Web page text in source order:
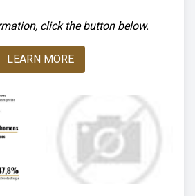
click the button below.
LEARN MORE